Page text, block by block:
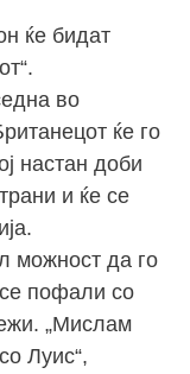
ќе бидат
во
ќе го
настан доби
и ќе се
можност да го
пофали со
„Мислам
Луис“,